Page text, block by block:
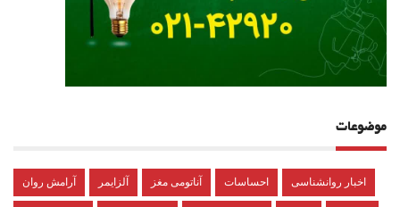
موضوعات
آرامش روان آلزایمر آناتومی مغز احساسات اخبار روانشناسی